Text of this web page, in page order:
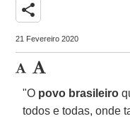
share
21 Fevereiro 2020
"O povo brasileiro
todos e todas, onde